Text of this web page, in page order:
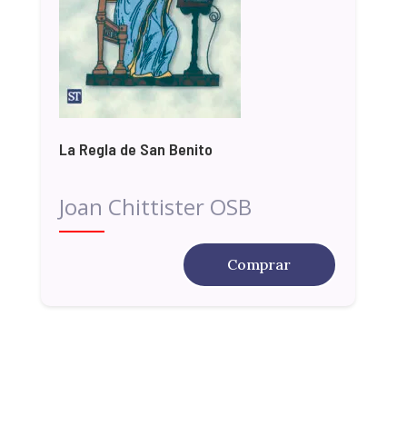
La Regla de San Benito
Joan Chittister OSB
Comprar